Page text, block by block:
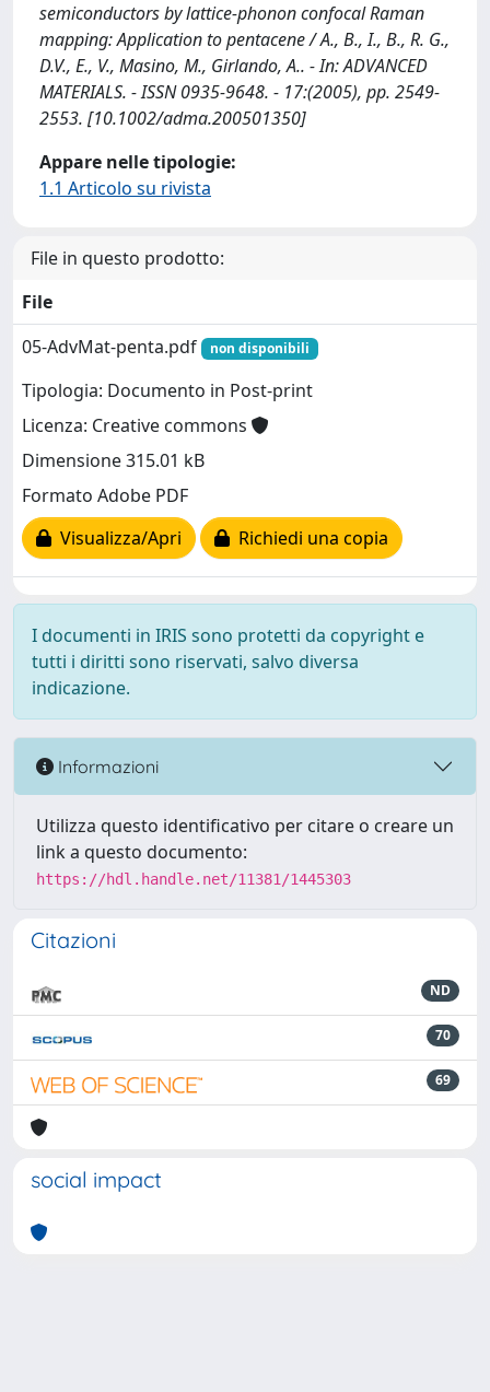
semiconductors by lattice-phonon confocal Raman
mapping: Application to pentacene / A., B., I., B., R. G.,
D.V., E., V., Masino, M., Girlando, A.. - In: ADVANCED
MATERIALS. - ISSN 0935-9648. - 17:(2005), pp. 2549-
2553. [10.1002/adma.200501350]
Appare nelle tipologie:
1.1 Articolo su rivista
File in questo prodotto:
File
05-AdvMat-penta.pdf
non disponibili
Tipologia: Documento in Post-print
Licenza: Creative commons
Dimensione 315.01 kB
Formato Adobe PDF
Visualizza/Apri
Richiedi una copia
I documenti in IRIS sono protetti da copyright e
tutti i diritti sono riservati, salvo diversa
indicazione.
Informazioni
Utilizza questo identificativo per citare o creare un
link a questo documento:
https://hdl.handle.net/11381/1445303
Citazioni
ND
70
69
social impact